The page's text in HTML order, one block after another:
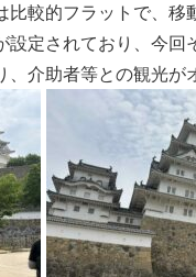
較的フラットで、移
設定されており、今
介助者等との観光が